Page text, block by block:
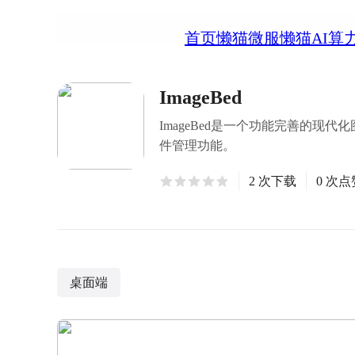
首页懒猫微服懒猫AI算
ImageBed
ImageBed是一个功能完善的现代
件管理功能。
2 次下载 0 次点
桌面端